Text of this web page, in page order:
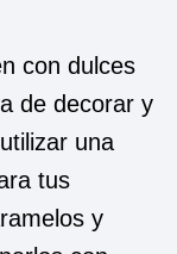
con dulces
de decorar y
una
tus
y